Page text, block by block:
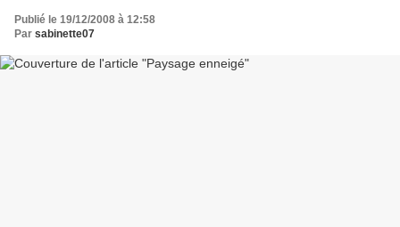
Publié le 19/12/2008 à 12:58
Par sabinette07